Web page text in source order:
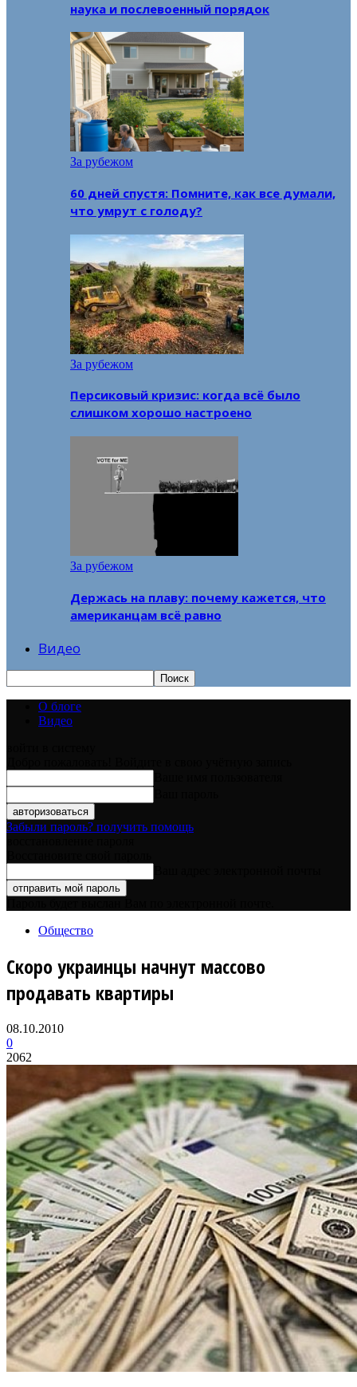
наука и послевоенный порядок
За рубежом
60 дней спустя: Помните, как все думали,
что умрут с голоду?
За рубежом
Персиковый кризис: когда всё было
слишком хорошо настроено
За рубежом
Держась на плаву: почему кажется, что
американцам всё равно
Видео
О блоге
Видео
Забыли пароль? получить помощь
Общество
Скоро украинцы начнут массово
продавать квартиры
08.10.2010
0
2062